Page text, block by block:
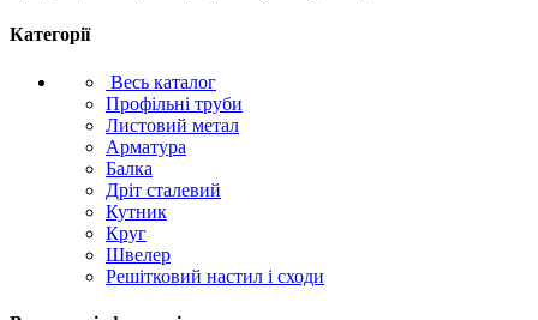
Категорії
Весь каталог
Профільні труби
Листовий метал
Арматура
Балка
Дріт сталевий
Кутник
Круг
Швелер
Решітковий настил і сходи